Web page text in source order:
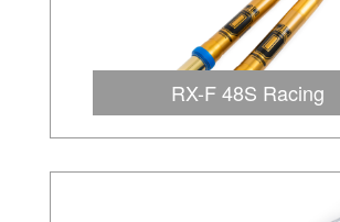
RX-F 48S Racing